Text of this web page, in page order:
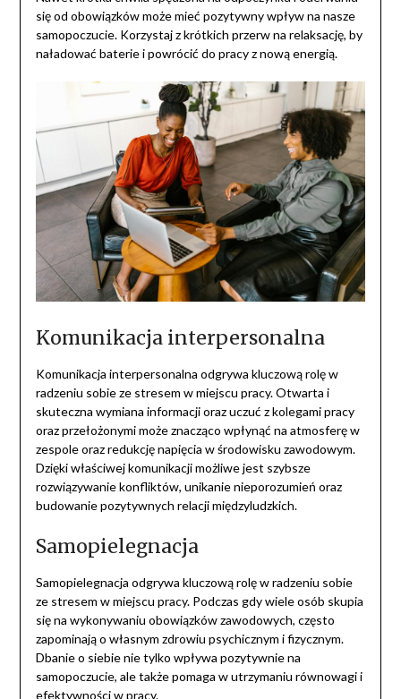
się od obowiązków może mieć pozytywny wpływ na nasze
samopoczucie. Korzystaj z krótkich przerw na relaksację, by
naładować baterie i powrócić do pracy z nową energią.
Komunikacja interpersonalna
Komunikacja interpersonalna odgrywa kluczową rolę w
radzeniu sobie ze stresem w miejscu pracy. Otwarta i
skuteczna wymiana informacji oraz uczuć z kolegami pracy
oraz przełożonymi może znacząco wpłynąć na atmosferę w
zespole oraz redukcję napięcia w środowisku zawodowym.
Dzięki właściwej komunikacji możliwe jest szybsze
rozwiązywanie konfliktów, unikanie nieporozumień oraz
budowanie pozytywnych relacji międzyludzkich.
Samopielegnacja
Samopielegnacja odgrywa kluczową rolę w radzeniu sobie
ze stresem w miejscu pracy. Podczas gdy wiele osób skupia
się na wykonywaniu obowiązków zawodowych, często
zapominają o własnym zdrowiu psychicznym i fizycznym.
Dbanie o siebie nie tylko wpływa pozytywnie na
samopoczucie, ale także pomaga w utrzymaniu równowagi i
efektywności w pracy.